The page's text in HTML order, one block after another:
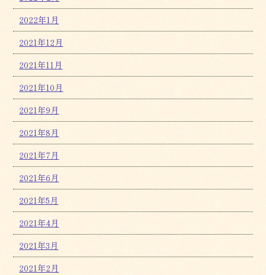
2022年1月
2021年12月
2021年11月
2021年10月
2021年9月
2021年8月
2021年7月
2021年6月
2021年5月
2021年4月
2021年3月
2021年2月